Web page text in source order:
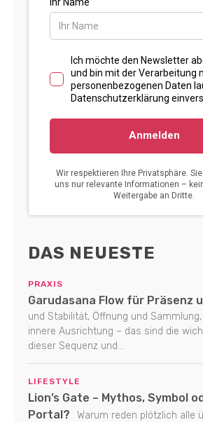
DAS NEUESTE
PRAXIS
Garudasana Flow für Präsenz
und Stabilität, Öffnung und
innere Ausrichtung – das sind die
dieser Sequenz und...
LIFESTYLE
Lion’s Gate – Mythos, Symbol
Portal?
Warum reden plötzlich alle